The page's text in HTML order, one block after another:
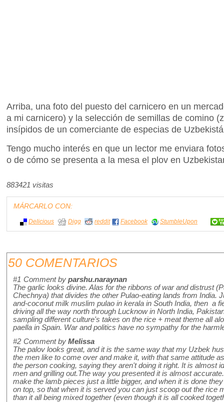
Arriba, una foto del puesto del carnicero en un
a mi carnicero) y la selección de semillas de comino
insípidos de un comerciante de especias de
Tengo mucho interés en que un lector me enviara
o de cómo se presenta a la mesa el plov en
883421 visitas
MÁRCARLO CON:
Delicious Digg reddit Facebook StumbleUpon
50 COMENTARIOS
#1 Comment by parshu.naraynan
The garlic looks divine. Alas for the ribbons of war and distrust
Chechnya) that divides the other Pulao-eating lands from India.
and-coconut milk muslim pulao in kerala in South India, then a
driving all the way north through Lucknow in North India,
sampling different culture's takes on the rice + meat theme all
paella in Spain. War and politics have no sympathy for the
#2 Comment by Melissa
The palov looks great, and it is the same way that my Uzbek
the men like to come over and make it, with that same attitude
the person cooking, saying they aren't doing it right. It is almost
men and grilling out.The way you presented it is almost
make the lamb pieces just a little bigger, and when it is done
on top, so that when it is served you can just scoop out the rice
than it all being mixed together (even though it is all cooked